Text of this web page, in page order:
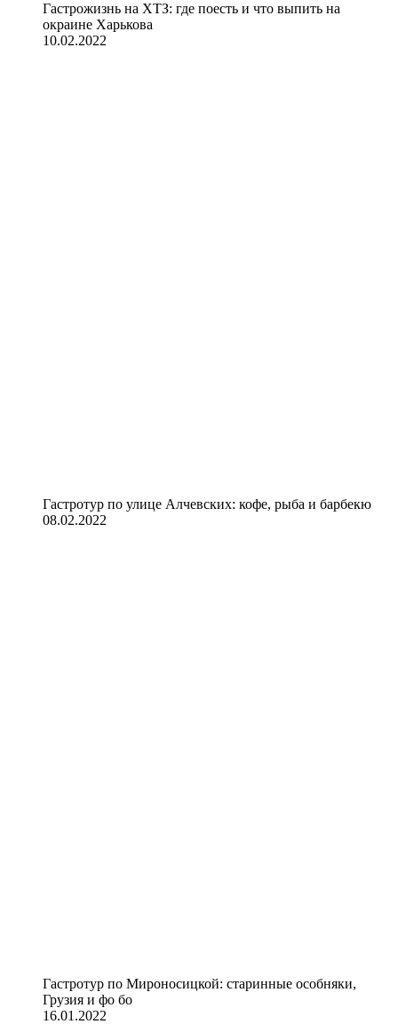
Гастрожизнь на ХТЗ: где поесть и что выпить на
окраине Харькова
10.02.2022
Гастротур по улице Алчевских: кофе, рыба и барбекю
08.02.2022
Гастротур по Мироносицкой: старинные особняки,
Грузия и фо бо
16.01.2022